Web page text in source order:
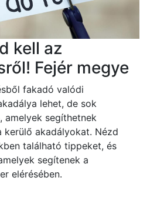
kell az
Fejér megye
fakadó valódi
lehet, de sok
amelyek segíthetnek
kerülő akadályokat. Nézd
található tippeket, és
segítenek a
elérésében.